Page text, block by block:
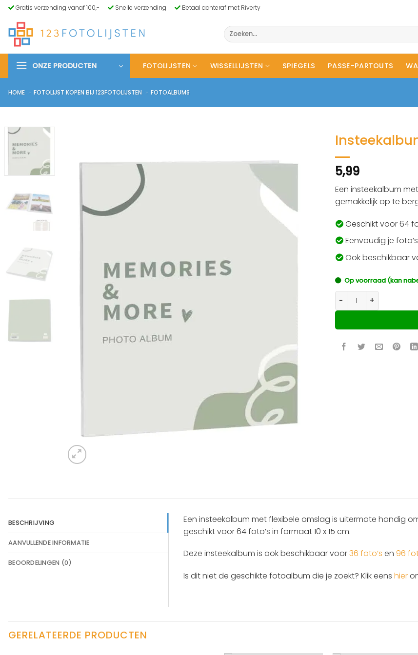
Ga
inhoud
Gratis verzending vanaf 100,- Snelle verzending Betaal achteraf met Riverty
Zoeken
naar:
ONZE PRODUCTEN FOTOLIJSTEN WISSELLIJSTEN SPIEGELS PASSE-PARTOUTS
HOME » FOTOLIJST KOPEN BIJ 123FOTOLIJSTEN » FOTOALBUMS
5,99
Een insteekalbum
gemakkelijk op te
Geschikt voor 64
Eenvoudig je
Ook beschikbaar
Op voorraad (kan
Insteekalbum voor 64
BESCHRIJVING
AANVULLENDE INFORMATIE
BEOORDELINGEN (0)
Een insteekalbum met flexibele omslag is uitermate handig
geschikt voor 64 foto’s in formaat 10 x 15 cm.
Deze insteekalbum is ook beschikbaar voor36 foto’s en 96
Is dit niet de geschikte fotoalbum die je zoekt? Klik eens hier
GERELATEERDE PRODUCTEN